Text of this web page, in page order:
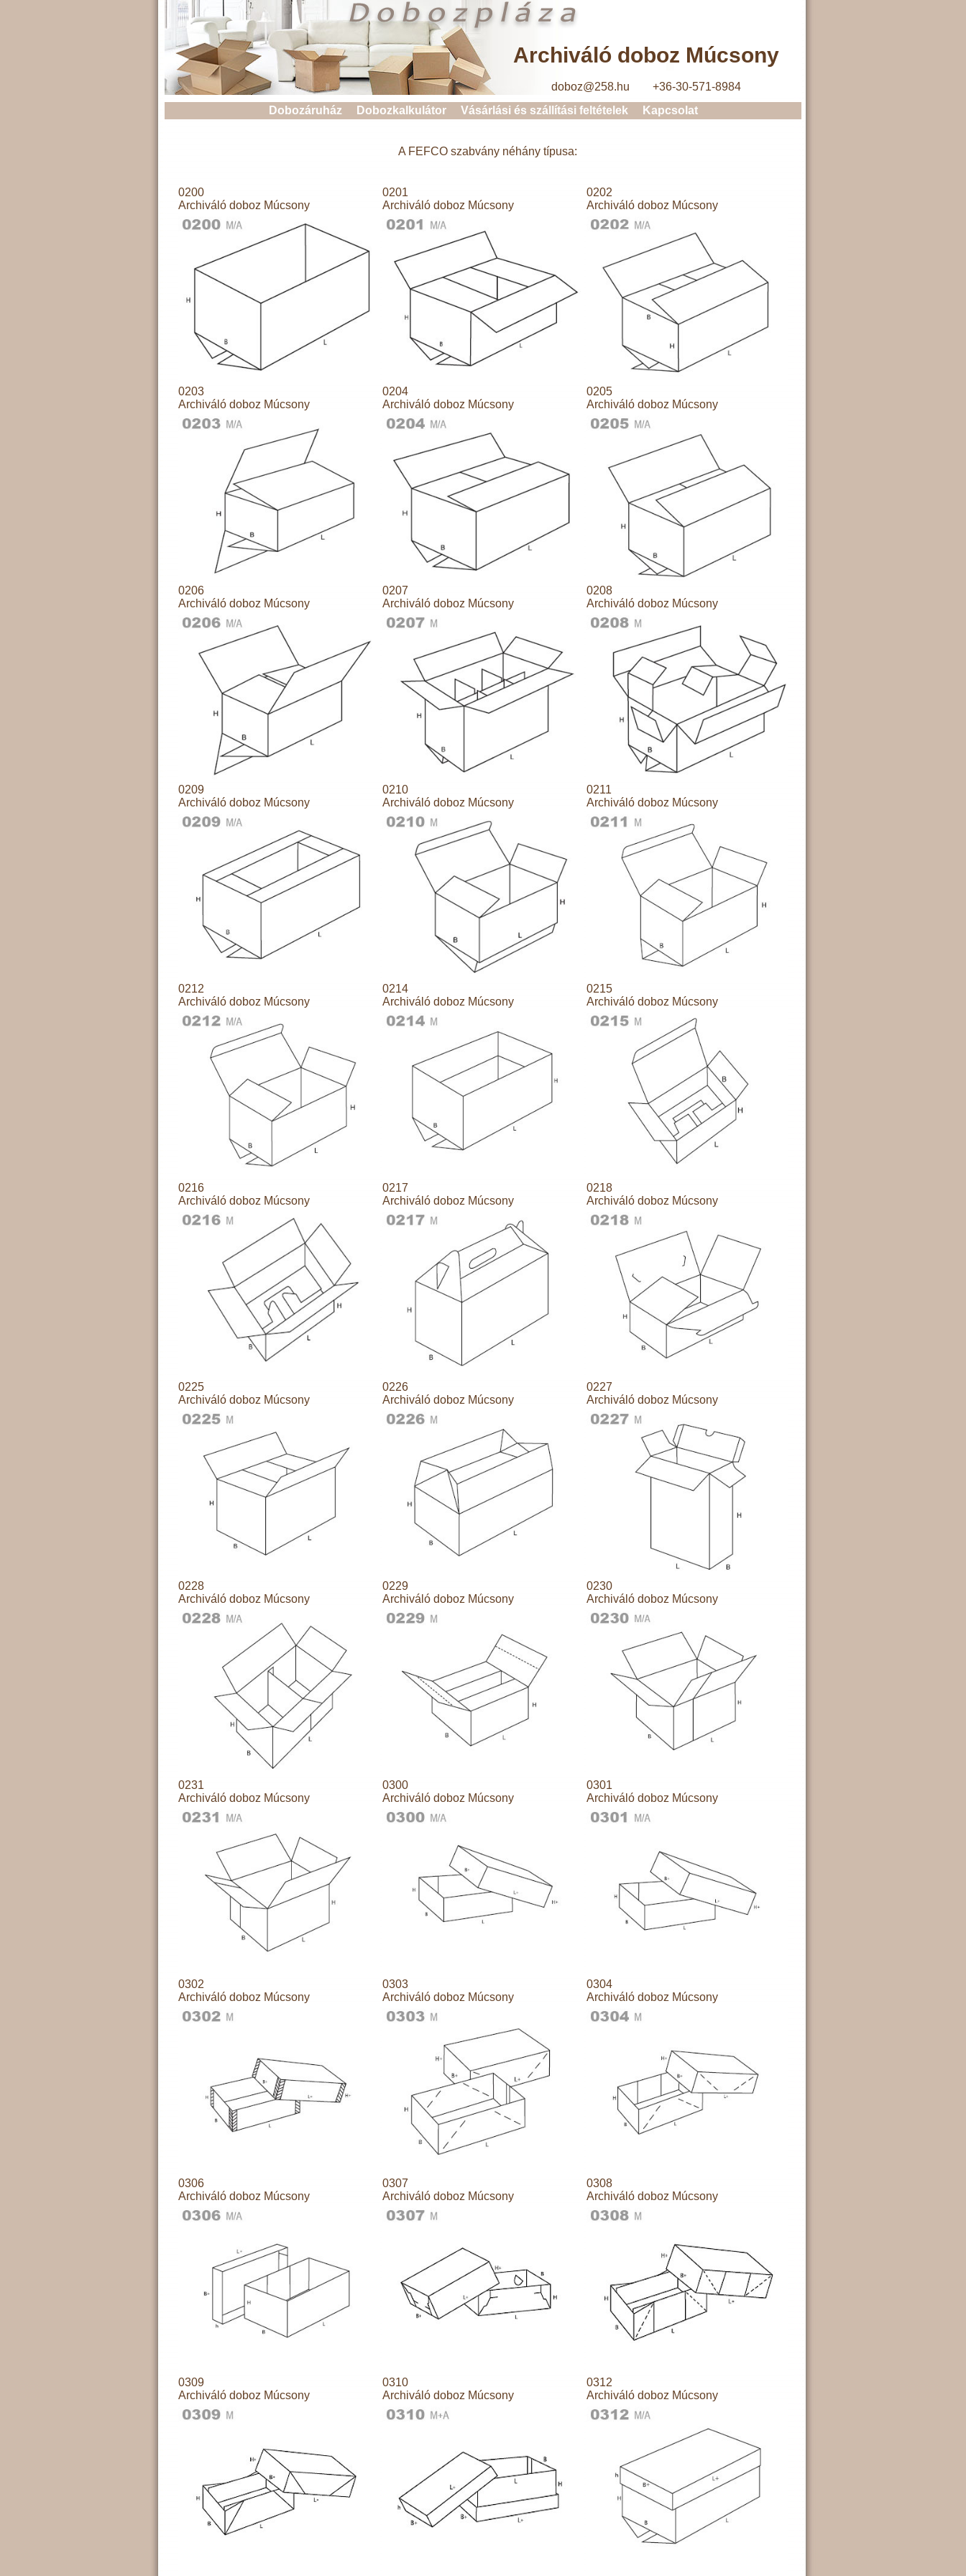
Archiváló doboz Múcsony
doboz@258.hu +36-30-571-8984
Dobozáruház
Dobozkalkulátor Vásárlási és szállítási feltételek Kapcsolat
A FEFCO szabvány néhány típusa:
0200
Archiváló doboz Múcsony
0201
Archiváló doboz Múcsony
0202
Archiváló doboz Múcsony
0203
Archiváló doboz Múcsony
0204
Archiváló doboz Múcsony
0205
Archiváló doboz Múcsony
0206
Archiváló doboz Múcsony
0207
Archiváló doboz Múcsony
0208
Archiváló doboz Múcsony
0209
Archiváló doboz Múcsony
0210
Archiváló doboz Múcsony
0211
Archiváló doboz Múcsony
0212
Archiváló doboz Múcsony
0214
Archiváló doboz Múcsony
0215
Archiváló doboz Múcsony
0216
Archiváló doboz Múcsony
0217
Archiváló doboz Múcsony
0218
Archiváló doboz Múcsony
0225
Archiváló doboz Múcsony
0226
Archiváló doboz Múcsony
0227
Archiváló doboz Múcsony
0228
Archiváló doboz Múcsony
0229
Archiváló doboz Múcsony
0230
Archiváló doboz Múcsony
0231
Archiváló doboz Múcsony
0300
Archiváló doboz Múcsony
0301
Archiváló doboz Múcsony
0302
Archiváló doboz Múcsony
0303
Archiváló doboz Múcsony
0304
Archiváló doboz Múcsony
0306
Archiváló doboz Múcsony
0307
Archiváló doboz Múcsony
0308
Archiváló doboz Múcsony
0309
Archiváló doboz Múcsony
0310
Archiváló doboz Múcsony
0312
Archiváló doboz Múcsony